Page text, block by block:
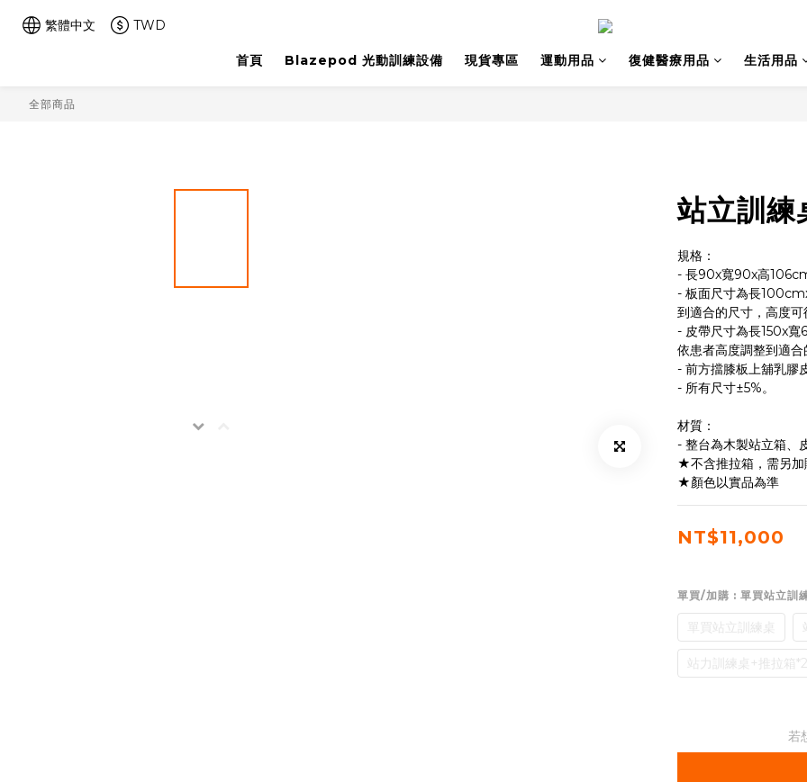
繁體中文 TWD
首頁 Blazepod 光動訓練設備 現貨專區 運動用品 復健醫療用品 生活用品
全部商品
站立訓練
規格：
- 長90x寬90x高
- 板面尺寸為長
到適合的尺寸，高度
- 皮帶尺寸為長150x
依患者高度調整到適合
- 前方擋膝板上舖乳膠
- 所有尺寸±5%。
材質：
- 整台為木製站立箱、
★不含推拉箱，需另加
★顏色以實品為準
NT$11,000
單買/加購 : 單買站立訓
單買站立訓練桌
站力訓練桌+推拉箱*2
若